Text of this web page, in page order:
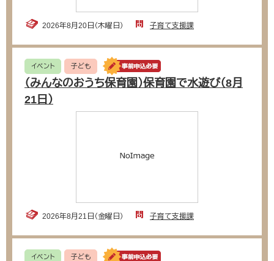
2026年8月20日（木曜日） 子育て支援課
イベント 子ども
（みんなのおうち保育園）保育園で水遊び（8月
21日）
2026年8月21日（金曜日） 子育て支援課
イベント 子ども